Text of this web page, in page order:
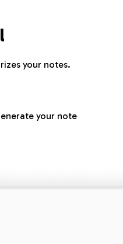
your notes.
your note